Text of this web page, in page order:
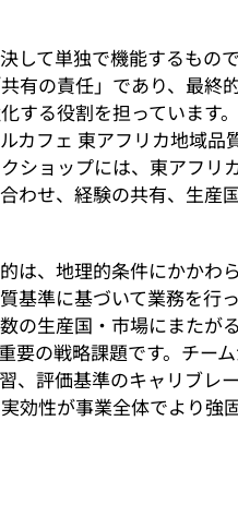
して単独で機能するもの
有の責任」であり、最終
する役割を担っています。
カフェ 東アフリカ地域品
ショップには、東アフリ
わせ、経験の共有、生産
は、地理的条件にかかわ
基準に基づいて業務を行
の生産国・市場にまたが
要の戦略課題です。チー
、評価基準のキャリブレ
効性が事業全体でより強